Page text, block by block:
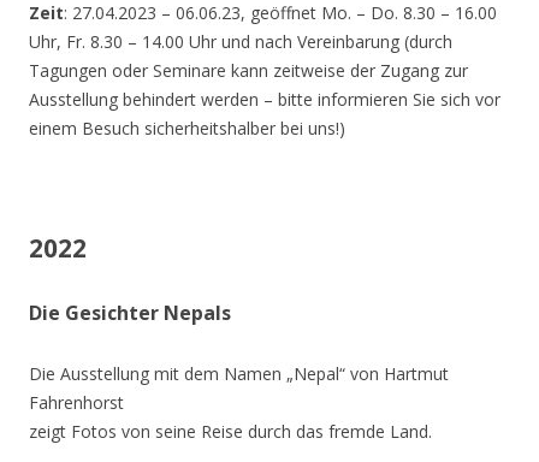
Zeit: 27.04.2023 – 06.06.23, geöffnet Mo. – Do. 8.30 – 16.00
Uhr, Fr. 8.30 – 14.00 Uhr und nach Vereinbarung (durch
Tagungen oder Seminare kann zeitweise der Zugang zur
Ausstellung behindert werden – bitte informieren Sie sich vor
einem Besuch sicherheitshalber bei uns!)
2022
Die Gesichter Nepals
Die Ausstellung mit dem Namen „Nepal“ von Hartmut
Fahrenhorst
zeigt Fotos von seine Reise durch das fremde Land.